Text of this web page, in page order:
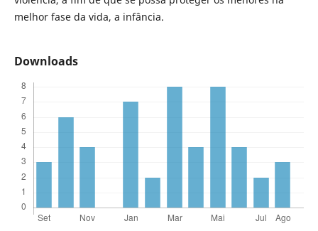
melhor fase da vida, a infância.
Downloads